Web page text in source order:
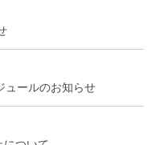
ュールのお知らせ